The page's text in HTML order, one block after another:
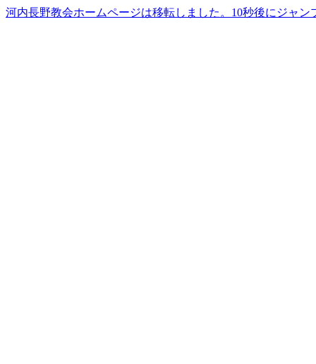
河内長野教会ホームページは移転しました。10秒後にジャン